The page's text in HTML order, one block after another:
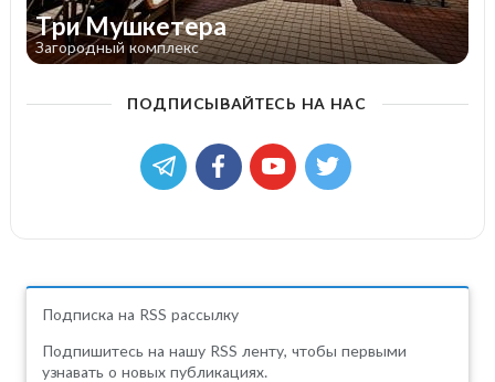
Три Мушкетера
Загородный комплекс
ПОДПИСЫВАЙТЕСЬ НА НАС
Подписка на RSS рассылку
Подпишитесь на нашу RSS ленту, чтобы первыми
узнавать о новых публикациях.